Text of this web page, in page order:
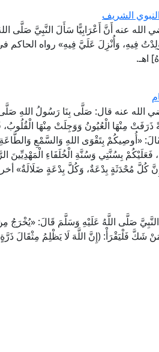
الشريف
الله عنه أَنَّ أَعْرَابِيًّا سَأَلَ النَّبِيَّ صَلَّى
فِيهِ، وَأُنْزِلَ عَلَيَّ فِيهِ» رواه
اهـ.
الله عنه قال: صَلَّى بِنَا رَسُولُ اللهِ صَلَّى
ذَرَفَتْ مِنْهَا الْعُيُونُ وَوَجِلَتْ مِنْهَا
فَقَالَ: «أُوصِيكُمْ بِتَقْوَى اللهِ وَالسَّمْعِ
بِسُنَّتِي وَسُنَّةِ الْخُلَفَاءِ الْمَهْدِيِّينَ
كُلَّ مُحْدَثَةٍ بِدْعَةٌ، وَكُلَّ بِدْعَةٍ ضَلَالَةٌ»
صَلَّى اللَّهُ عَلَيْهِ وَسَلَّمَ قَالَ: «يُخْرَجُ
شَكَّ فَلْيَقْرَأْ: (إِنَّ اللَّهَ لَا يَظْلِمُ مِثْقَالَ